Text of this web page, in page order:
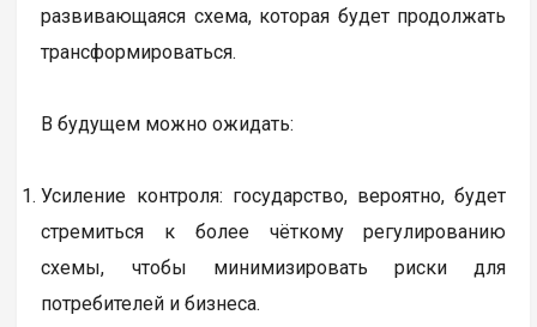
развивающаяся схема, которая будет продолжать
трансформироваться.
В будущем можно ожидать:
Усиление контроля: государство, вероятно, будет
стремиться к более чёткому регулированию
схемы, чтобы минимизировать риски для
потребителей и бизнеса.